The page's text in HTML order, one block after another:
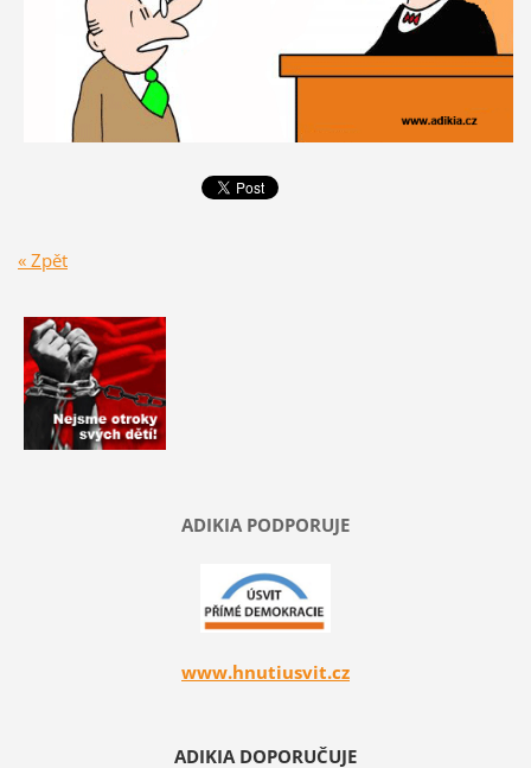
« Zpět
ADIKIA PODPORUJE
www.hnutiusvit.cz
ADIKIA DOPORUČUJE